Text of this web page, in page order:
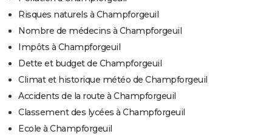
Risques naturels à Champforgeuil
Nombre de médecins à Champforgeuil
Impôts à Champforgeuil
Dette et budget de Champforgeuil
Climat et historique météo de Champforgeuil
Accidents de la route à Champforgeuil
Classement des lycées à Champforgeuil
Ecole à Champforgeuil